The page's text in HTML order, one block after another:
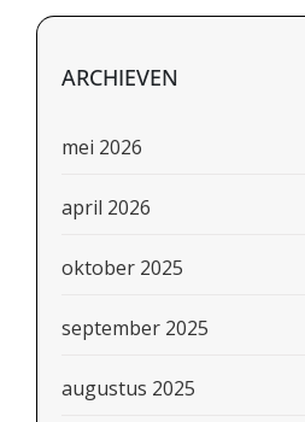
ARCHIEVEN
mei 2026
april 2026
oktober 2025
september 2025
augustus 2025